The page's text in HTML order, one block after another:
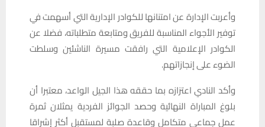
وأعربت الإدارة عن امتنانها للكوادر الإدارية التي أسهمت في
توفير الأجواء المناسبة للفريق ومتابعة متطلباته، فضلا عن
الكوادر الإعلامية التي رافقت مسيرة الناشئين وسلطت
الضوء على إنجازاتهم.
وأكد النادي اعتزازه بما حققه هذا الجيل الواعد، معتبرا أن
بلوغ المباراة النهائية وحصد الجوائز الفردية يمثلان ثمرة
عمل جماعي متكامل وقاعدة صلبة لمستقبل أكثر إشراقا